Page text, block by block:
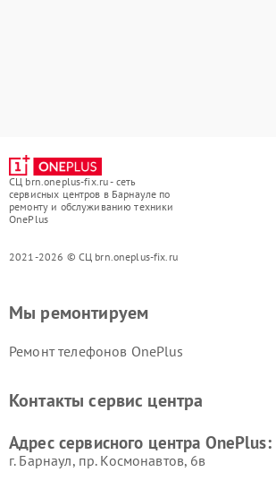
СЦ brn.oneplus-fix.ru - сеть
сервисных центров в Барнауле по
ремонту и обслуживанию техники
OnePlus
2021-2026 © СЦ brn.oneplus-fix.ru
Мы ремонтируем
Ремонт телефонов OnePlus
Контакты сервис центра
Адрес сервисного центра OnePlus:
г. Барнаул, ​пр. Космонавтов, 6в